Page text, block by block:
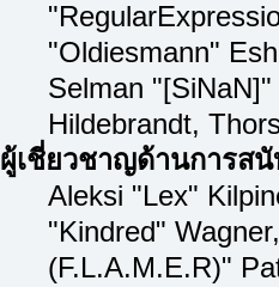
"Oldiesmann"
Selman
Hildebrandt,
ผู้เชี่ยวชาญด้านการส
Aleksi "Lex"
"Kindred"
(F.L.A.M.E.R)"